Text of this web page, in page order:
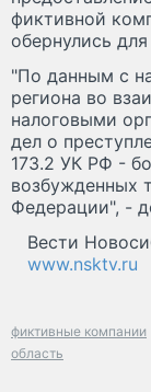
фиктивной
обернулись
"По данным с
региона во
налоговыми
дел о
173.2 УК РФ -
возбужденных
Федерации", -
Вести
www.nsktv.ru
фиктивные компании
область